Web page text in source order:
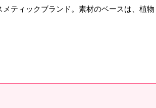
ティックブランド。素材のベースは、植物